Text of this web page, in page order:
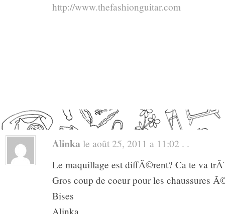
http://www.thefashionguitar.com
Alinka le août 25, 2011 a 11:02 . .
Le maquillage est diffÃ©rent? Ca te va
Gros coup de coeur pour les chaussures
Bises
Alinka